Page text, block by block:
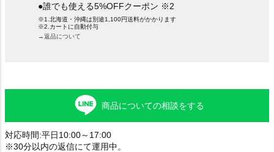
●誰でも使える5%OFFクーポン ※2
※1.北海道・沖縄は別途1,100円送料がかかります
※2.カートに自動付与
→返品について
商品についての相談をする
対応時間:平日10:00～17:00
※30分以内の返信にて運用中。